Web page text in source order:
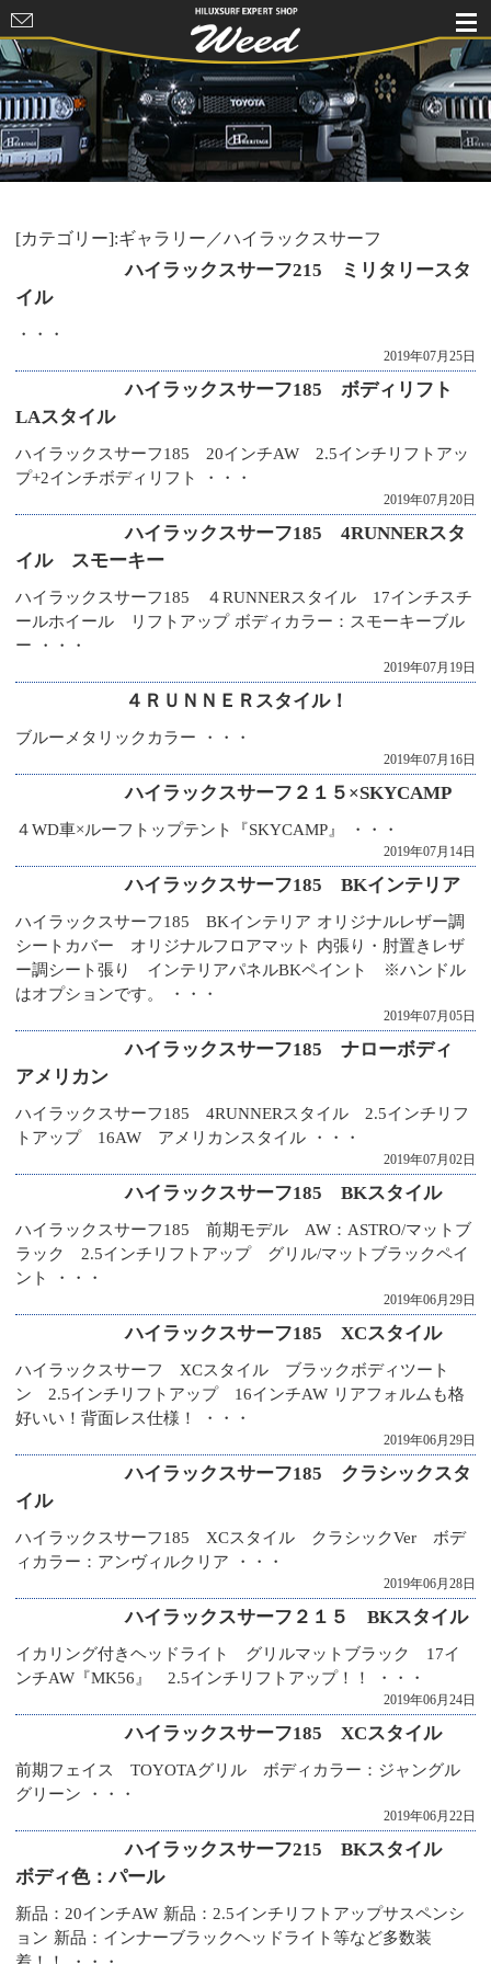
HILUXSURF
EXPERT
SHOP Weed
[カテゴリー]:ギャラリー／ハイラックスサーフ
ハイラックスサーフ215 ミリタリースタ
イル
・・・
2019年07月25日
ハイラックスサーフ185 ボディリフト
LAスタイル
ハイラックスサーフ185 20インチAW 2.5インチリフトアッ
プ+2インチボディリフト ・・・
2019年07月20日
ハイラックスサーフ185 4RUNNERスタ
イル スモーキー
ハイラックスサーフ185 ４RUNNERスタイル 17インチスチ
ールホイール リフトアップ ボディカラー：スモーキーブル
ー ・・・
2019年07月19日
４ＲＵＮＮＥＲスタイル！
ブルーメタリックカラー ・・・
2019年07月16日
ハイラックスサーフ２１５×SKYCAMP
４WD車×ルーフトップテント『SKYCAMP』 ・・・
2019年07月14日
ハイラックスサーフ185 BKインテリア
ハイラックスサーフ185 BKインテリア オリジナルレザー調
シートカバー オリジナルフロアマット 内張り・肘置きレザ
ー調シート張り インテリアパネルBKペイント ※ハンドル
はオプションです。 ・・・
2019年07月05日
ハイラックスサーフ185 ナローボディ
アメリカン
ハイラックスサーフ185 4RUNNERスタイル 2.5インチリフ
トアップ 16AW アメリカンスタイル ・・・
2019年07月02日
ハイラックスサーフ185 BKスタイル
ハイラックスサーフ185 前期モデル AW：ASTRO/マットブ
ラック 2.5インチリフトアップ グリル/マットブラックペイ
ント ・・・
2019年06月29日
ハイラックスサーフ185 XCスタイル
ハイラックスサーフ XCスタイル ブラックボディツート
ン 2.5インチリフトアップ 16インチAW リアフォルムも格
好いい！背面レス仕様！ ・・・
2019年06月29日
ハイラックスサーフ185 クラシックスタ
イル
ハイラックスサーフ185 XCスタイル クラシックVer ボデ
ィカラー：アンヴィルクリア ・・・
2019年06月28日
ハイラックスサーフ２１５ BKスタイル
イカリング付きヘッドライト グリルマットブラック 17イ
ンチAW『MK56』 2.5インチリフトアップ！！ ・・・
2019年06月24日
ハイラックスサーフ185 XCスタイル
前期フェイス TOYOTAグリル ボディカラー：ジャングル
グリーン ・・・
2019年06月22日
ハイラックスサーフ215 BKスタイル
ボディ色：パール
新品：20インチAW 新品：2.5インチリフトアップサスペンシ
ョン 新品：インナーブラックヘッドライト等など多数装